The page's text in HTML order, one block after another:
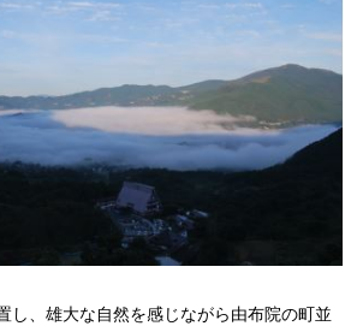
し、雄大な自然を感じながら由布院の町並